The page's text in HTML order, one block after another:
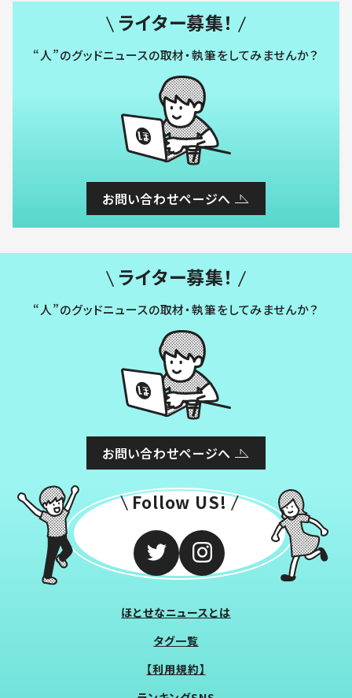
ライター募集！
“人”のグッドニュースの取材・執筆をしてみませんか？
お問い合わせページへ
ライター募集！
“人”のグッドニュースの取材・執筆をしてみませんか？
お問い合わせページへ
Follow US!
ほとせなニュースとは
タグ一覧
【利用規約】